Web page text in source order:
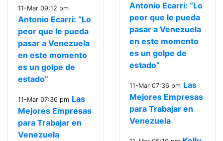
11-Mar 09:12 pm
Antonio Ecarri: “Lo
peor que le pueda
pasar a Venezuela
en este momento
es un golpe de
estado”
11-Mar 07:36 pm Las
Mejores Empresas
para Trabajar en
Venezuela
Antonio Ecarri: “Lo
peor que le pueda
pasar a Venezuela
en este momento
es un golpe de
estado”
11-Mar 07:36 pm Las
Mejores Empresas
para Trabajar en
Venezuela